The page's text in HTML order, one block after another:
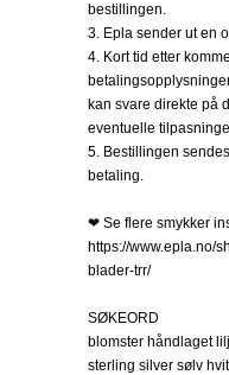
bestillingen.
3. Epla sender ut en
4. Kort tid etter
kan svare direkte på
eventuelle
5. Bestillingen
betaling.
❤ Se flere smykker
https://www.epla.no/
blader-trr/
SØKEORD
blomster håndlaget
sterling silver sølv